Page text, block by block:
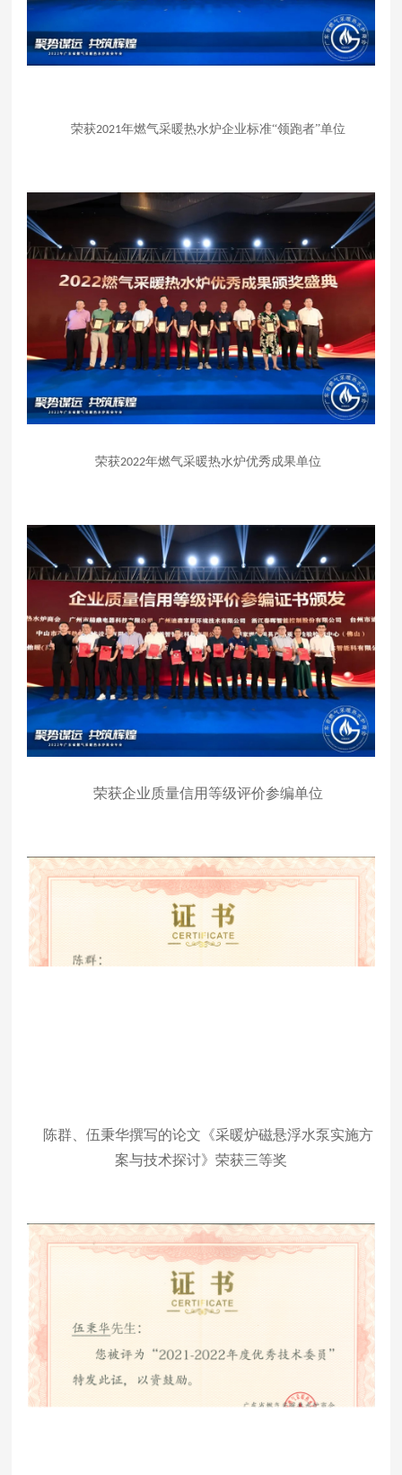
荣获2021年燃气采暖热水炉企业标准“领跑者”单位
荣获2022年燃气采暖热水炉优秀成果单位
荣获企业质量信用等级评价参编单位
陈群、伍秉华撰写的论文《采暖炉磁悬浮水泵实施方
案与技术探讨》荣获三等奖